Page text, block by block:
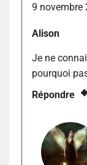
9 novembre
Alison
Je ne
pourquoi
Répondre